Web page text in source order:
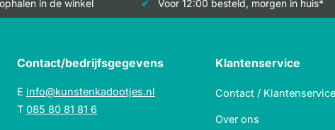
in de winkel Voor 12:00 besteld, morgen in huis*
Contact/bedrijfsgegevens
E info@kunstenkadootjes.nl
T 085 80 81 81 6
Klantenservice
Contact / Klantenservice
Over ons